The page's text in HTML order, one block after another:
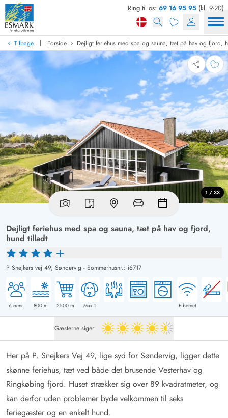
Ring til os: 69 16 95 95 (kl. 9-20)
Tilbage | Forside Dejligt feriehus med spa og sauna, tæt på hav og fjord,
Dejligt feriehus med spa og sauna, tæt på hav og fjord,
hund tilladt
P Snejkers vej 49, Søndervig - Sommerhusnr.: i6717
6 pers. 800 m 2500m Max 1 Fibernet
1 / 33
Gæsterne siger 4.5 ud af 5
Her på P. Snejkers Vej 49, lige syd for Søndervig, ligger dette
skønne feriehus, tæt ved både det brusende Vesterhav og
Ringkøbing fjord. Huset strækker sig over 89 kvadratmeter, og
kan derfor uden problemer byde velkommen til seks
feriegæster og en enkelt hund.